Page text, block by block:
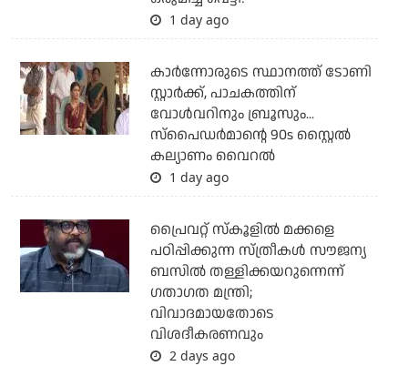
1 day ago
കാര്‍ന്നോരുടെ സ്ഥാനത്ത് ടോണി
സ്റ്റാര്‍ക്ക്, പാചകത്തിന്
വോള്‍വറിനും ബ്രൂസും...
സ്‌പൈഡര്‍മാന്റെ 90s സ്റ്റൈല്‍
കല്യാണം വൈറല്‍
1 day ago
പ്രൈവറ്റ് സ്‌കൂളില്‍ മക്കളെ
പഠിപ്പിക്കുന്ന സ്ത്രീകള്‍ സൗജന്യ
ബസില്‍ തള്ളിക്കയറുന്നെന്ന്
ഗതാഗത മന്ത്രി;
വിവാദമായതോടെ
വിശദീകരണവും
2 days ago